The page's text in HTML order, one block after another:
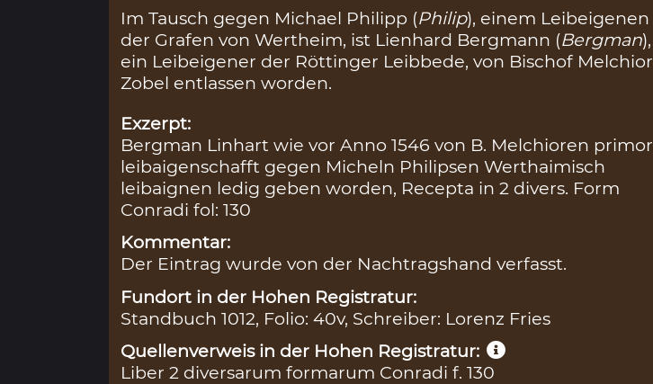
Im Tausch gegen Michael Philipp (Philip), einem Leibeigenen
der Grafen von Wertheim, ist Lienhard Bergmann (Bergman),
ein Leibeigener der Röttinger Leibbede, von Bischof Melchior
Zobel entlassen worden.
Exzerpt:
Bergman Linhart wie vor Anno 1546 von B. Melchioren primor
leibaigenschafft gegen Micheln Philipsen Werthaimisch
leibaignen ledig geben worden, Recepta in 2 divers. Form
Conradi fol: 130
Kommentar:
Der Eintrag wurde von der Nachtragshand verfasst.
Fundort in der Hohen Registratur:
Standbuch 1012, Folio: 40v, Schreiber: Lorenz Fries
Quellenverweis in der Hohen Registratur:
Liber 2 diversarum formarum Conradi f. 130